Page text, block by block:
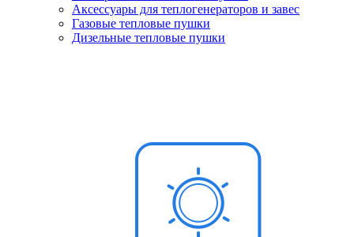
Аксессуары для теплогенераторов и завес
Газовые тепловые пушки
Дизельные тепловые пушки